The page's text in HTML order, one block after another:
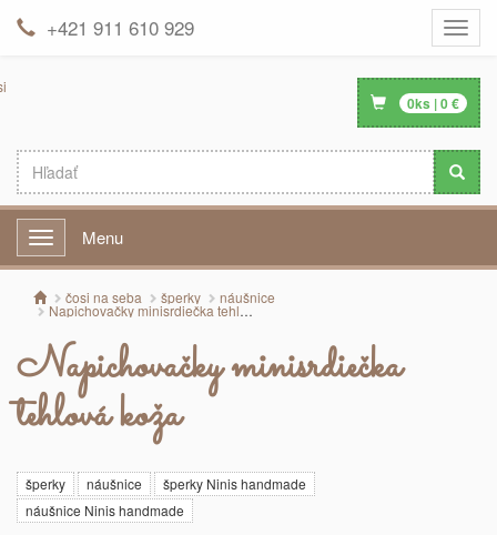
Toggle
+421 911 610 929
0ks |0€
Menu Menu
čosi na seba šperky náušnice
Napichovačky minisrdiečka tehlová koža
Napichovačky minisrdiečka
tehlová koža
šperky náušnice
šperky Ninis handmade
náušnice Ninis handmade